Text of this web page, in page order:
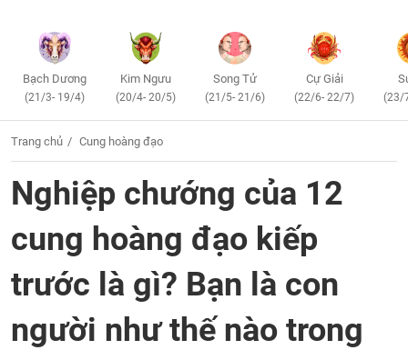
Bạch Dương
(21/3- 19/4)
Kim Ngưu
(20/4- 20/5)
Song Tử
(21/5- 21/6)
Cự Giải
(22/6- 22/7) (23/
Trang chủ Cung hoàng đạo
Nghiệp chướng của 12
cung hoàng đạo kiếp
trước là gì? Bạn là con
người như thế nào trong